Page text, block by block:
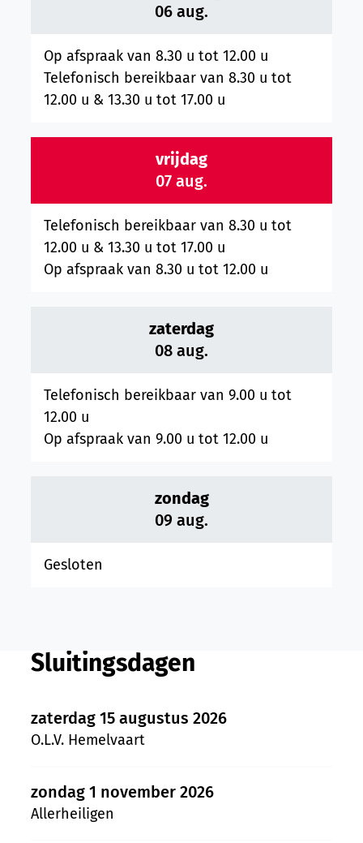
06 aug.
Op afspraak van 8.30 u tot 12.00 u
Telefonisch bereikbaar van 8.30 u tot
12.00 u & 13.30 u tot 17.00 u
vrijdag
07 aug.
Telefonisch bereikbaar van 8.30 u tot
12.00 u & 13.30 u tot 17.00 u
Op afspraak van 8.30 u tot 12.00 u
zaterdag
08 aug.
Telefonisch bereikbaar van 9.00 u tot
12.00 u
Op afspraak van 9.00 u tot 12.00 u
zondag
09 aug.
Gesloten
Sluitingsdagen
zaterdag 15 augustus 2026
O.L.V. Hemelvaart
zondag 1 november 2026
Allerheiligen